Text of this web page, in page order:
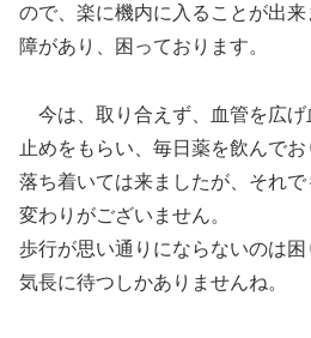
ので、楽に機内に入ることが出
障があり、困っております。
今は、取り合えず、血管を広
止めをもらい、毎日薬を飲んで
落ち着いては来ましたが、それ
変わりがございません。
歩行が思い通りにならないのは困
気長に待つしかありませんね。